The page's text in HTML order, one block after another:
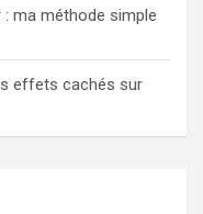
: ma méthode simple
effets cachés sur